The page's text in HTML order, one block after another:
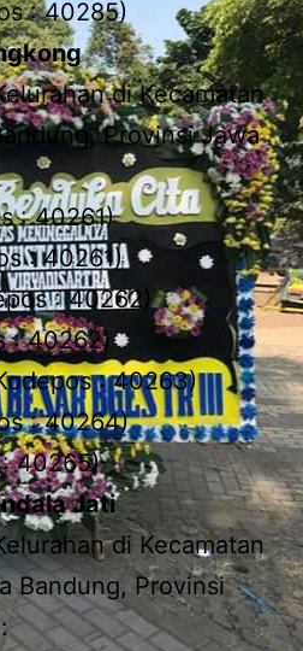
: 40285)
di Kecamatan
Provinsi Jawa
: 40261)
: 40261)
: 40262)
: 40262)
: 40263)
: 40264)
40265)
Jati
di Kecamatan
Bandung, Provinsi